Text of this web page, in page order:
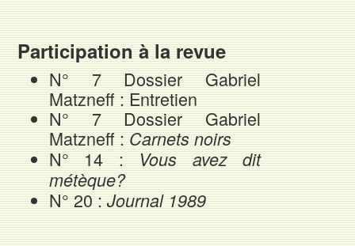
Participation à la revue
N° 7 Dossier Gabriel
Matzneff : Entretien
N° 7 Dossier Gabriel
Matzneff : Carnets noirs
N° 14 : Vous avez dit
métèque?
N° 20 : Journal 1989